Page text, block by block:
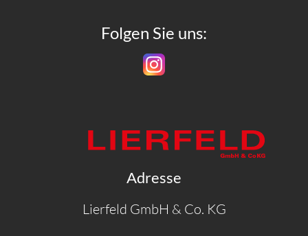
Folgen Sie uns:
Adresse
Lierfeld GmbH & Co. KG